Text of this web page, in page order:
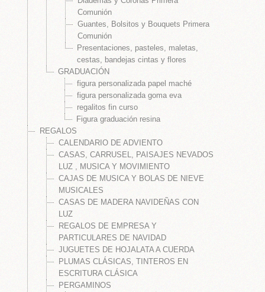
Comunión
Guantes, Bolsitos y Bouquets Primera
Comunión
Presentaciones, pasteles, maletas,
cestas, bandejas cintas y flores
GRADUACIÓN
figura personalizada papel maché
figura personalizada goma eva
regalitos fin curso
Figura graduación resina
REGALOS
CALENDARIO DE ADVIENTO
CASAS, CARRUSEL, PAISAJES NEVADOS
LUZ , MUSICA Y MOVIMIENTO
CAJAS DE MUSICA Y BOLAS DE NIEVE
MUSICALES
CASAS DE MADERA NAVIDEÑAS CON
LUZ
REGALOS DE EMPRESA Y
PARTICULARES DE NAVIDAD
JUGUETES DE HOJALATA A CUERDA
PLUMAS CLÁSICAS, TINTEROS EN
ESCRITURA CLÁSICA
PERGAMINOS
MACHÉ
UN LÁPIZ
EN GOMA EVA
CON FOTO